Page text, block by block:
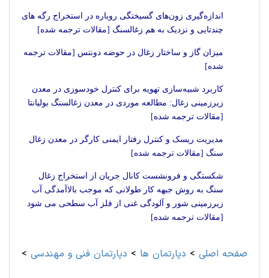
اندازه‌گیری زون‌های گسیختگی روباره در استخراج رگه های
چندتایی و نزدیک به هم زغالسنگ [مقالات ترجمه شده]
میزان گاز و ساختار زغال در حوضه دونتس [مقالات ترجمه
شده]
کاربرد شبیه‌سازی تهویه برای کنترل خودسوزی در معدن
زیرزمینی زغال: مطالعه موردی در معدن زغالسنگ بولیانتا
[مقالات ترجمه شده]
مدیریت ریسک و کنترل رفتار ایمنی کارگر در معدن زغال
سنگ [مقالات ترجمه شده]
شکستگی و فرونشست کانال جریان از استخراج زغال
سنگ به روش جبهه کار طولانی که موجب بالاآمدگی آب
زیرزمینی شور و آلودگی غنی از فلز آب سطحی می شود
[مقالات ترجمه شده]
صفحه اصلی > دپارتمان ها > دپارتمان فنی و مهندسی >